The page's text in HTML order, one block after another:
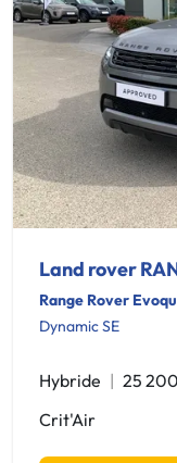
Land rover
Range Rover
Dynamic SE
Hybride 25
Crit'Air